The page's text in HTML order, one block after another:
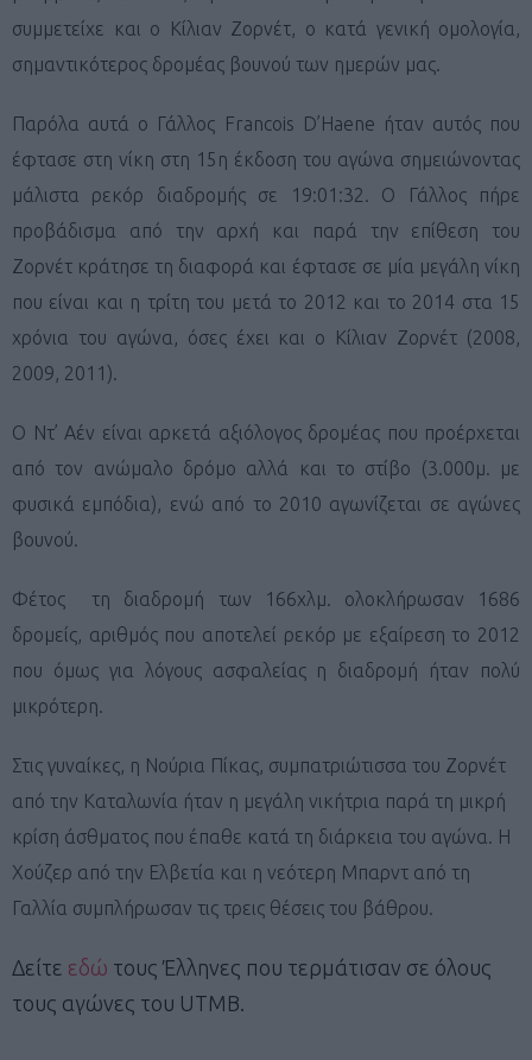
συμμετείχε και ο Κίλιαν Ζορνέτ, ο κατά γενική ομολογία,
σημαντικότερος δρομέας βουνού των ημερών μας.
Παρόλα αυτά ο Γάλλος Francois D’Haene ήταν αυτός που
έφτασε στη νίκη στη 15η έκδοση του αγώνα σημειώνοντας
μάλιστα ρεκόρ διαδρομής σε 19:01:32. Ο Γάλλος πήρε
προβάδισμα από την αρχή και παρά την επίθεση του
Ζορνέτ κράτησε τη διαφορά και έφτασε σε μία μεγάλη νίκη
που είναι και η τρίτη του μετά το 2012 και το 2014 στα 15
χρόνια του αγώνα, όσες έχει και ο Κίλιαν Ζορνέτ (2008,
2009, 2011).
O Nτ’ Αέν είναι αρκετά αξιόλογος δρομέας που προέρχεται
από τον ανώμαλο δρόμο αλλά και το στίβο (3.000μ. με
φυσικά εμπόδια), ενώ από το 2010 αγωνίζεται σε αγώνες
βουνού.
Φέτος τη διαδρομή των 166χλμ. ολοκλήρωσαν 1686
δρομείς, αριθμός που αποτελεί ρεκόρ με εξαίρεση το 2012
που όμως για λόγους ασφαλείας η διαδρομή ήταν πολύ
μικρότερη.
Στις γυναίκες, η Νούρια Πίκας, συμπατριώτισσα του Ζορνέτ
από την Καταλωνία ήταν η μεγάλη νικήτρια παρά τη μικρή
κρίση άσθματος που έπαθε κατά τη διάρκεια του αγώνα. Η
Χούζερ από την Ελβετία και η νεότερη Μπαρντ από τη
Γαλλία συμπλήρωσαν τις τρεις θέσεις του βάθρου.
Δείτε εδώ τους Έλληνες που τερμάτισαν σε όλους
τους αγώνες του UTMB.